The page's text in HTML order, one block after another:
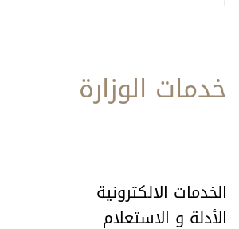
خدمات الوزارة
الخدمات الالكترونية
الأدلة و الاستعلام